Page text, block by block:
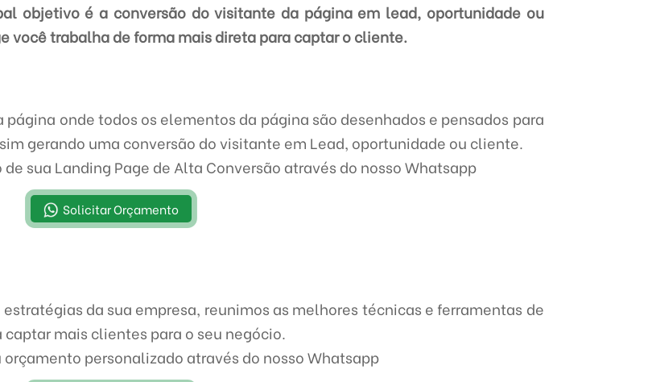
objetivo é a conversão do visitante da página em lead, oportunidade ou
você trabalha de forma mais direta para captar o cliente.
página onde todos os elementos da página são desenhados e pensados para
gerando uma conversão do visitante em Lead, oportunidade ou cliente.
sua Landing Page de Alta Conversão através do nosso Whatsapp
Solicitar Orçamento
da sua empresa, reunimos as melhores técnicas e ferramentas de
mais clientes para o seu negócio.
personalizado através do nosso Whatsapp